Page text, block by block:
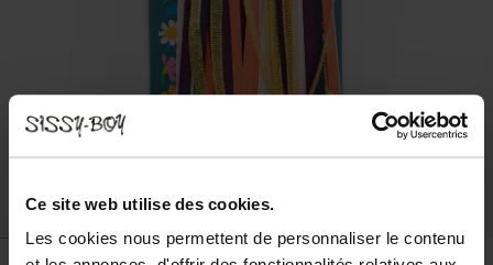
Ce site web utilise des cookies.
Les cookies nous permettent de personnaliser le contenu